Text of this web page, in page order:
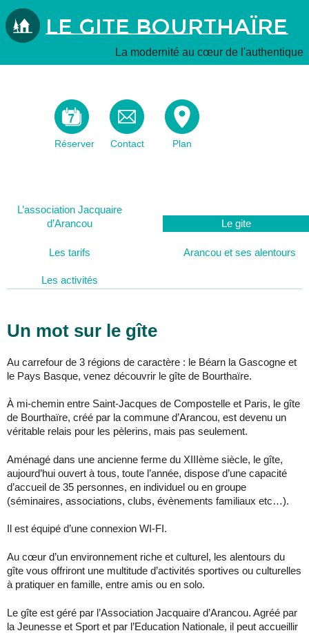
Le Gite Bourthaïre
La modernité au cœur de l'authentique
Réserver Contact Plan
L’association Jacquaire
d’Arancou
Le gite
Les tarifs Arancou et ses alentours
Les activités
Un mot sur le gîte
Au carrefour de 3 régions de caractère : le Béarn la Gascogne et
le Pays Basque, venez découvrir le gîte de Bourthaïre.
À mi-chemin entre Saint-Jacques de Compostelle et Paris, le gîte
de Bourthaïre, créé par la commune d’Arancou, est devenu un
véritable relais pour les pèlerins, mais pas seulement.
Aménagé dans une ancienne ferme du XIIIème siècle, le gîte,
aujourd’hui ouvert à tous, toute l’année, dispose d’une capacité
d’accueil de 35 personnes, en individuel ou en groupe
(séminaires, associations, clubs, évènements familiaux etc…).
Il est équipé d’une connexion WI-FI.
Au cœur d’un environnement riche et culturel, les alentours du
gîte vous offriront une multitude d’activités sportives ou culturelles
à pratiquer en famille, entre amis ou en solo.
Le gîte est géré par l’Association Jacquaire d’Arancou. Agréé par
la Jeunesse et Sport et par l’Education Nationale, il peut accueillir